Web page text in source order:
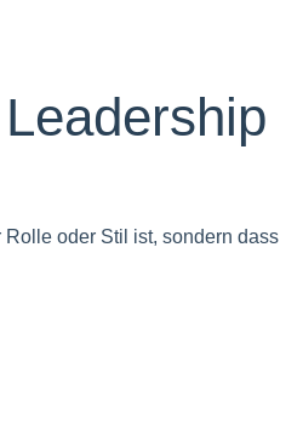
oder Stil ist, sondern dass